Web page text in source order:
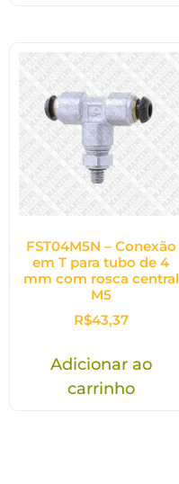
FST04M5N – Conexão
em T para tubo de 4
mm com rosca central
M5
R$43,37
Adicionar ao
carrinho